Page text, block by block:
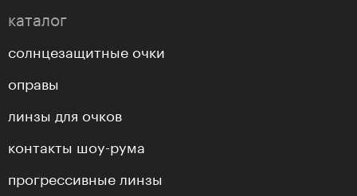
каталог
солнцезащитные очки
оправы
линзы для очков
контакты шоу-рума
прогрессивные линзы